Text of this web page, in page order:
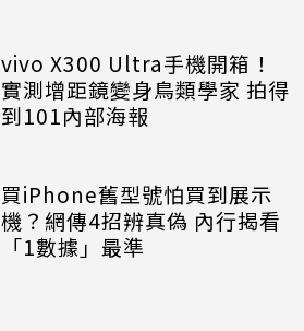
vivo X300 Ultra手機開箱！
實測增距鏡變身鳥類學家 拍得
到101內部海報
買iPhone舊型號怕買到展示
機？網傳4招辨真偽 內行揭看
「1數據」最準